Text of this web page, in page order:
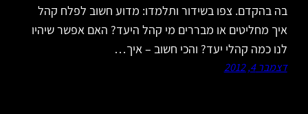
בה בהקדם. צפו בשידור ותלמדו: מדוע חשוב לפלח קהל
איך מחליטים או מבררים מי קהל היעד? האם אפשר שיהיו
לנו כמה קהלי יעד? והכי חשוב – איך…
דצמבר 4, 2012